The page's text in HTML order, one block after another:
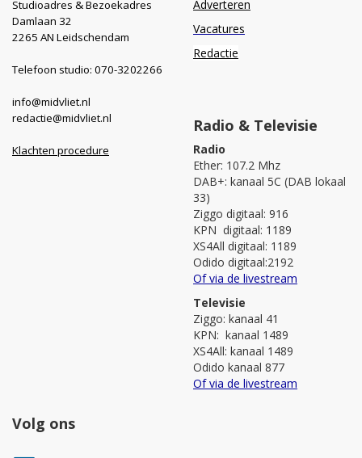
Studioadres & Bezoekadres
Damlaan 32
2265 AN Leidschendam
Telefoon studio: 070-3202266
info@midvliet.nl
redactie@midvliet.nl
Klachten procedure
Adverteren
Vacatures
Redactie
Radio & Televisie
Radio
Ether: 107.2 Mhz
DAB+: kanaal 5C (DAB lokaal
33)
Ziggo digitaal: 916
KPN digitaal: 1189
XS4All digitaal: 1189
Odido digitaal:2192
Of via de livestream
Televisie
Ziggo: kanaal 41
KPN: kanaal 1489
XS4All: kanaal 1489
Odido kanaal 877
Of via de livestream
Volg ons